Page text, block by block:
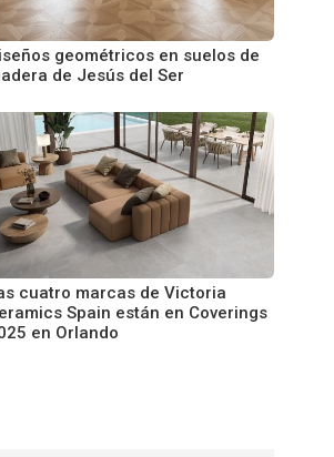
geométricos en suelos de
de Jesús del Ser
cuatro marcas de Victoria
Spain están en Coverings
en Orlando